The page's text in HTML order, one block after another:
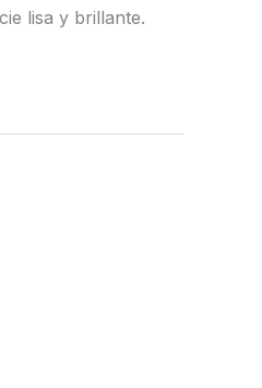
lisa y brillante.